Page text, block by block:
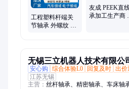
工程塑料杆端关
节轴承 外螺纹 自
友成 PEEK直
承加工生产商
无锡三立机器人技术有限公
安心购
综合体验L0 回复及时 出价
江苏无锡
主营： 丝杆轴承、精密轴承、车床轴